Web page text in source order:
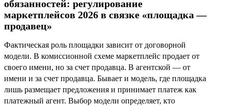
обязанностей: регулирование
маркетплейсов 2026 в связке «площадка —
продавец»
Фактическая роль площадки зависит от договорной
модели. В комиссионной схеме маркетплейс продает от
своего имени, но за счет продавца. В агентской — от
имени и за счет продавца. Бывает и модель, где площадка
лишь размещает предложения и принимает платеж как
платежный агент. Выбор модели определяет, кто